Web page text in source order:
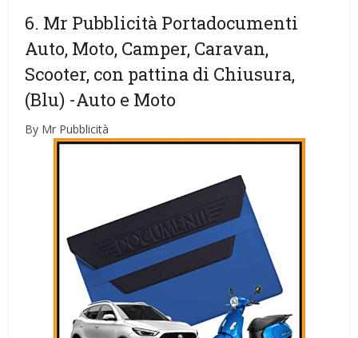
6. Mr Pubblicità Portadocumenti
Auto, Moto, Camper, Caravan,
Scooter, con pattina di Chiusura,
(Blu) -Auto e Moto
By Mr Pubblicità